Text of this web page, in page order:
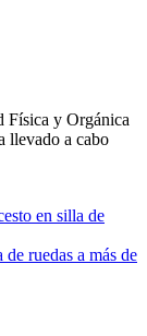
Física y Orgánica
llevado a cabo
ruedas a más de